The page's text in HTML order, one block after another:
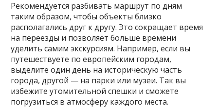
Рекомендуется разбивать маршрут по дням
таким образом, чтобы объекты близко
располагались друг к другу. Это сокращает время
на переезды и позволяет больше времени
уделить самим экскурсиям. Например, если вы
путешествуете по европейским городам,
выделите один день на историческую часть
города, другой — на парки или музеи. Так вы
избежите утомительной спешки и сможете
погрузиться в атмосферу каждого места.